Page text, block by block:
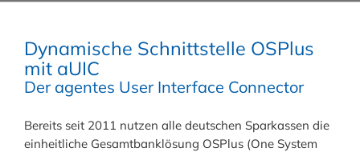
Dynamische Schnittstelle OSPlus
mit aUIC
Der agentes User Interface Connector
Bereits seit 2011 nutzen alle deutschen Sparkassen die
einheitliche Gesamtbanklösung OSPlus (One System